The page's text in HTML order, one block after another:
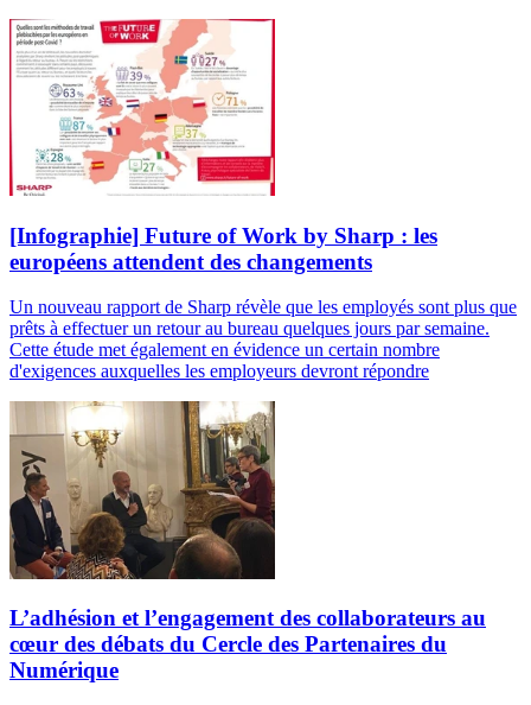
[Infographie] Future of Work by Sharp : les
européens attendent des changements
Un nouveau rapport de Sharp révèle que les employés sont plus que
prêts à effectuer un retour au bureau quelques jours par semaine.
Cette étude met également en évidence un certain nombre
d'exigences auxquelles les employeurs devront répondre
L’adhésion et l’engagement des collaborateurs au
cœur des débats du Cercle des Partenaires du
Numérique